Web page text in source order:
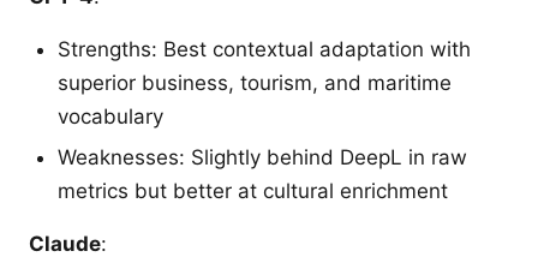
Strengths: Best contextual adaptation with
superior business, tourism, and maritime
vocabulary
Weaknesses: Slightly behind DeepL in raw
metrics but better at cultural enrichment
Claude: